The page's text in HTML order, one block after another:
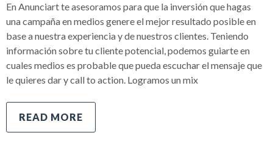
En Anunciart te asesoramos para que la inversión que hagas
una campaña en medios genere el mejor resultado posible en
base a nuestra experiencia y de nuestros clientes. Teniendo
información sobre tu cliente potencial, podemos guiarte en
cuales medios es probable que pueda escuchar el mensaje que
le quieres dar y call to action. Logramos un mix
READ MORE